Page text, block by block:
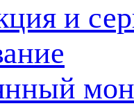
и